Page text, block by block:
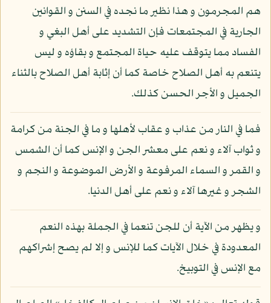
هم المجرمون و هذا نظير ما نجده في السنن و القوانين
الجارية في المجتمعات فإن التشديد على أهل البغي و
الفساد مما يتوقف عليه حياة المجتمع و بقاؤه و ليس
يتنعم به أهل الصلاح خاصة كما أن إثابة أهل الصلاح بالثناء
الجميل و الأجر الحسن كذلك.
فما في النار من عذاب و عقاب لأهلها و ما في الجنة من كرامة
و ثواب آلاء و نعم على معشر الجن و الإنس كما أن الشمس
و القمر و السماء المرفوعة و الأرض الموضوعة و النجم و
الشجر و غيرها آلاء و نعم على أهل الدنيا.
و يظهر من الآية أن للجن تنعما في الجملة بهذه النعم
المعدودة في خلال الآيات كما للإنس و إلا لم يصح إشراكهم
مع الإنس في التوبيخ.